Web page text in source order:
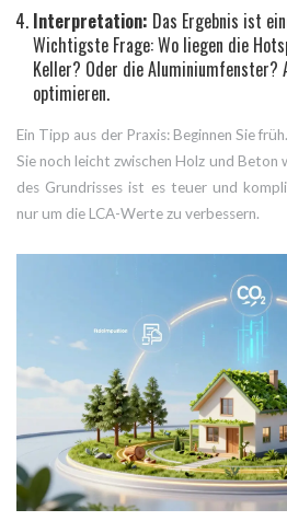
Interpretation: Das Ergebnis ist
Wichtigste Frage: Wo liegen die
Keller? Oder die Aluminiumfenster?
optimieren.
Ein Tipp aus der Praxis: Beginnen Sie
Sie noch leicht zwischen Holz und Beton
des Grundrisses ist es teuer und
nur um die LCA-Werte zu verbessern.